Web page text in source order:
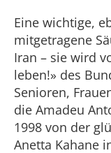
Eine wichtige,
mitgetragene
Iran – sie wird
leben!» des
Senioren,
die Amadeu
1998 von der
Anetta Kahane